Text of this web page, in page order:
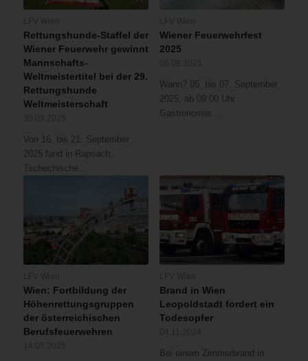
Rettungshunde-Staffel der
Wiener Feuerwehr gewinnt
Mannschafts-
Weltmeistertitel bei der 29.
Rettungshunde
Weltmeisterschaft
Von 16. bis 21. September
2025 fand in Rapsach,
Tschechische…
Wiener Feuerwehrfest
2025
Wann? 05. bis 07. September
2025, ab 09:00 Uhr
Gastronomie:…
Wien: Fortbildung der
Höhenrettungsgruppen
der österreichischen
Berufsfeuerwehren
Brand in Wien
Leopoldstadt fordert ein
Todesopfer
Bei einem Zimmerbrand in